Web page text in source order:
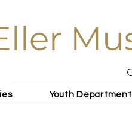
Youth Department